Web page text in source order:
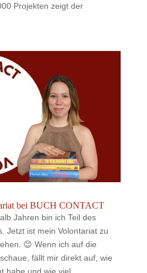
Projekten zeigt der
bei BUCH CONTACT
Jahren bin ich Teil des
Jetzt ist mein Volontariat zu
😊 Wenn ich auf die
fällt mir direkt auf, wie